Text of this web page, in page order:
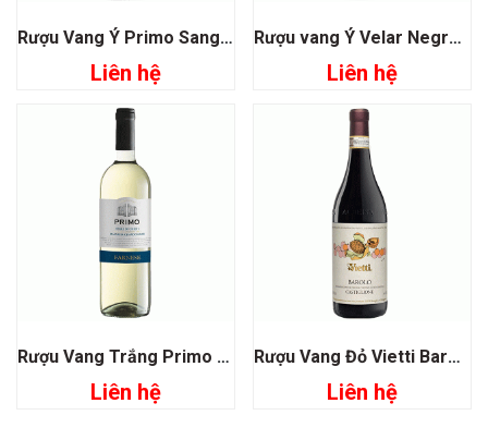
Rượu Vang Ý Primo Sangiovese- Merlot Puglia
Liên hệ
Rượu vang Ý Velar Negroamaro
Liên hệ
Rượu Vang Trắng Primo Malvasia Chardonnay Farnese
Liên hệ
Rượu Vang Đỏ Vietti Barolo Castiglione
Liên hệ